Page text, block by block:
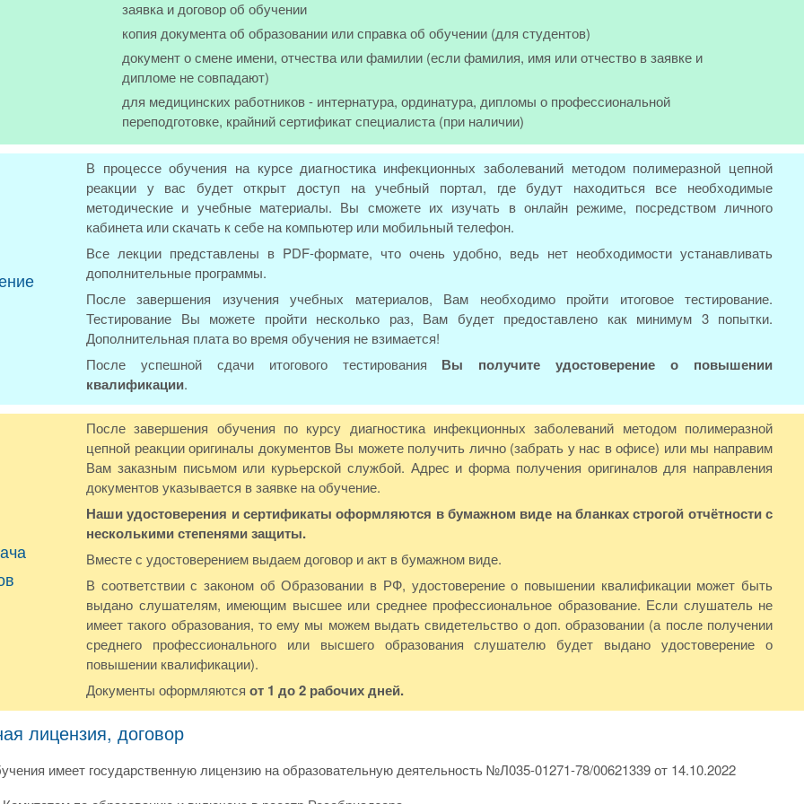
заявка и договор об обучении
копия документа об образовании или справка об обучении (для студентов)
документ о смене имени, отчества или фамилии (если фамилия, имя или отчество в заявке и
дипломе не совпадают)
для медицинских работников - интернатура, ординатура, дипломы о профессиональной
переподготовке, крайний сертификат специалиста (при наличии)
В процессе обучения на курсе диагностика инфекционных заболеваний методом полимеразной цепной
реакции у вас будет открыт доступ на учебный портал, где будут находиться все необходимые
методические и учебные материалы. Вы сможете их изучать в онлайн режиме, посредством личного
кабинета или скачать к себе на компьютер или мобильный телефон.
Все лекции представлены в PDF-формате, что очень удобно, ведь нет необходимости устанавливать
дополнительные программы.
После завершения изучения учебных материалов, Вам необходимо пройти итоговое тестирование.
Тестирование Вы можете пройти несколько раз, Вам будет предоставлено как минимум 3 попытки.
Дополнительная плата во время обучения не взимается!
После успешной сдачи итогового тестирования Вы получите удостоверение о повышении
квалификации.
После завершения обучения по курсу диагностика инфекционных заболеваний методом полимеразной
цепной реакции оригиналы документов Вы можете получить лично (забрать у нас в офисе) или мы направим
Вам заказным письмом или курьерской службой. Адрес и форма получения оригиналов для направления
документов указывается в заявке на обучение.
Наши удостоверения и сертификаты оформляются в бумажном виде на бланках строгой отчётности с
несколькими степенями защиты.
Вместе с удостоверением выдаем договор и акт в бумажном виде.
В соответствии с законом об Образовании в РФ, удостоверение о повышении квалификации может быть
выдано слушателям, имеющим высшее или среднее профессиональное образование. Если слушатель не
имеет такого образования, то ему мы можем выдать свидетельство о доп. образовании (а после получении
среднего профессионального или высшего образования слушателю будет выдано удостоверение о
повышении квалификации).
Документы оформляются от 1 до 2 рабочих дней.
лицензия, договор
имеет государственную лицензию на образовательную деятельность №Л035-01271-78/00621339 от 14.10.2022